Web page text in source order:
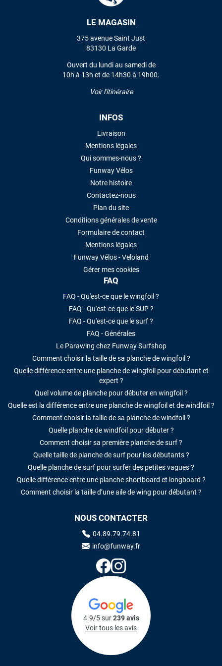
LE MAGASIN
375 avenue Saint Just
83130 La Garde
Ouvert du lundi au samedi de
10h à 13h et de 14h30 à 19h00.
Voir l'itinéraire
INFOS
Livraison
Mentions légales
Qui sommes-nous ?
Funway Vélos
Notre histoire
Contactez-nous
Plan du site
Conditions générales de vente
Formulaire de contact
Mentions légales
Funway Vélos - Veloland
Gérer mes cookies
FAQ
FAQ - Qu'est-ce que le wingfoil ?
FAQ - Qu'est-ce que le SUP ?
FAQ - Qu'est-ce que le surf ?
FAQ - Générales
Le Parawing chez Funway Surfshop
Comment choisir la taille de sa planche de wingfoil ?
Quelle différence entre une planche de wingfoil pour débutant et
expert ?
Quel volume de planche pour débuter en wingfoil ?
Quelle est la différence entre une planche de wingfoil et de windfoil ?
Comment choisir la taille de sa planche de windfoil ?
Quelle planche de windfoil pour débuter ?
Comment choisir sa première planche de surf ?
Quelle taille de planche de surf pour les débutants ?
Quelle planche de surf pour surfer des petites vagues ?
Quelle différence entre une planche shortboard et longboard ?
Comment choisir la taille d’une aile de wing pour débutant ?
NOUS CONTACTER
04.89.79.74.81
info@funway.fr
4.9/5 sur239 avis
Voir tous les avis
VOIR TOUS LES AVIS
LAISSER UN AVIS